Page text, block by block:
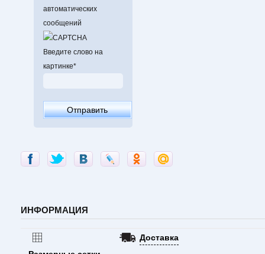
автоматических
сообщений
Введите слово на
картинке*
ИНФОРМАЦИЯ
Доставка